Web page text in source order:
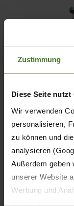
Zustimmung
Diese Seite nutzt
Wir verwenden
personalisieren,
zu können und
analysieren
Außerdem geben
unserer Website
Werbung und
Carro de
cargadora –
ZX